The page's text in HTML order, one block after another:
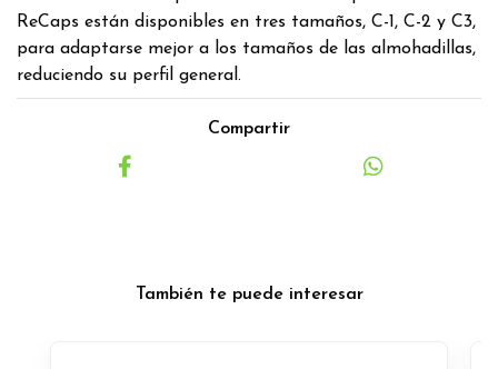
ReCaps están disponibles en tres tamaños, C-1, C-2 y C3,
para adaptarse mejor a los tamaños de las almohadillas,
reduciendo su perfil general.
Compartir
También te puede interesar